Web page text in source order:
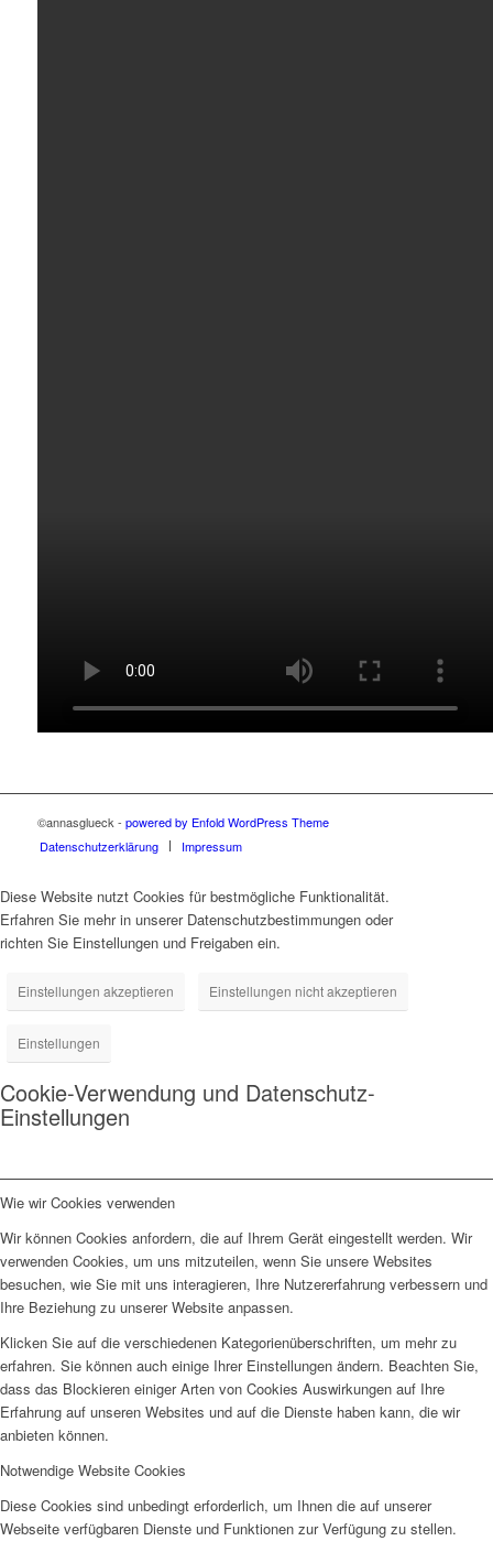
©annasglueck - powered by Enfold WordPress Theme
Datenschutzerklärung
Impressum
Diese Website nutzt Cookies für bestmögliche Funktionalität.
Erfahren Sie mehr in unserer Datenschutzbestimmungen oder
richten Sie Einstellungen und Freigaben ein.
Einstellungen akzeptieren Einstellungen nicht akzeptieren
Einstellungen
Cookie-Verwendung und Datenschutz-
Einstellungen
Wie wir Cookies verwenden
Wir können Cookies anfordern, die auf Ihrem Gerät eingestellt werden. Wir
verwenden Cookies, um uns mitzuteilen, wenn Sie unsere Websites
besuchen, wie Sie mit uns interagieren, Ihre Nutzererfahrung verbessern und
Ihre Beziehung zu unserer Website anpassen.
Klicken Sie auf die verschiedenen Kategorienüberschriften, um mehr zu
erfahren. Sie können auch einige Ihrer Einstellungen ändern. Beachten Sie,
dass das Blockieren einiger Arten von Cookies Auswirkungen auf Ihre
Erfahrung auf unseren Websites und auf die Dienste haben kann, die wir
anbieten können.
Notwendige Website Cookies
Diese Cookies sind unbedingt erforderlich, um Ihnen die auf unserer
Webseite verfügbaren Dienste und Funktionen zur Verfügung zu stellen.